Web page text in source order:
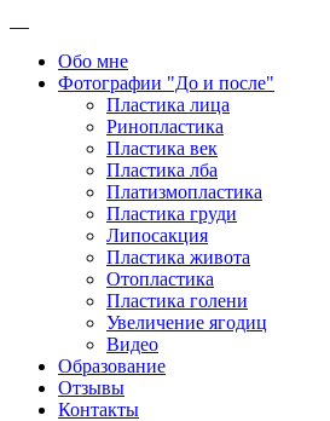
Обо мне
Фотографии "До и после"
Пластика лица
Ринопластика
Пластика век
Пластика лба
Платизмопластика
Пластика груди
Липосакция
Пластика живота
Отопластика
Пластика голени
Увеличение ягодиц
Видео
Образование
Отзывы
Контакты